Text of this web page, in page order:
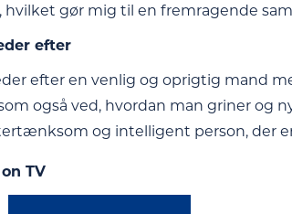
hvilket gør mig til en fremragende
efter
efter en venlig og oprigtig mand
også ved, hvordan man griner og
og intelligent person, der
TV